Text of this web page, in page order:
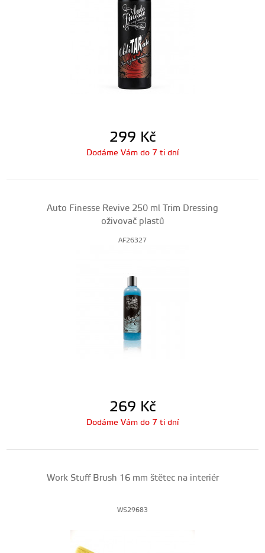
299 Kč
Dodáme Vám do 7 ti dní
Auto Finesse Revive 250 ml Trim Dressing
oživovač plastů
AF26327
269 Kč
Dodáme Vám do 7 ti dní
Work Stuff Brush 16 mm štětec na interiér
WS29683